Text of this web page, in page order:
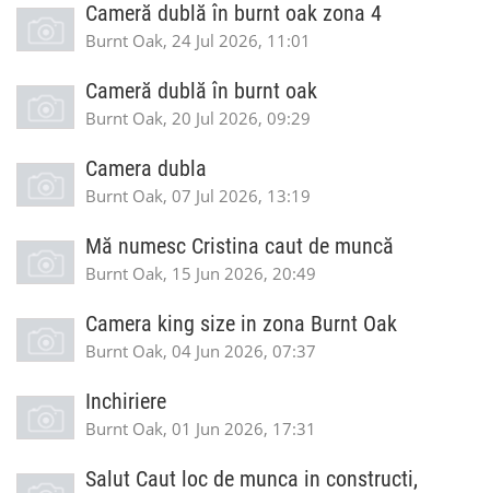
Cameră dublă în burnt oak zona 4
Burnt Oak, 24 Jul 2026, 11:01
Cameră dublă în burnt oak
Burnt Oak, 20 Jul 2026, 09:29
Camera dubla
Burnt Oak, 07 Jul 2026, 13:19
Mă numesc Cristina caut de muncă
Burnt Oak, 15 Jun 2026, 20:49
Camera king size in zona Burnt Oak
Burnt Oak, 04 Jun 2026, 07:37
Inchiriere
Burnt Oak, 01 Jun 2026, 17:31
Salut Caut loc de munca in constructi,